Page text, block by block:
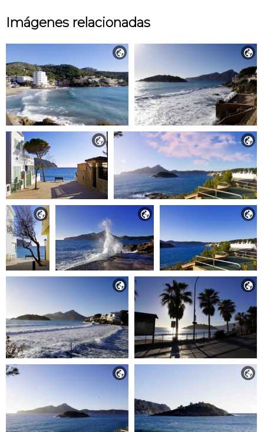
Imágenes relacionadas
 
 
  
 
 